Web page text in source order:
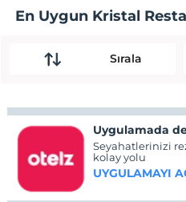
En Uygun Kristal
Sırala
Uygulamada
Seyahatlerinizi
kolay yolu
UYGULAMAYI